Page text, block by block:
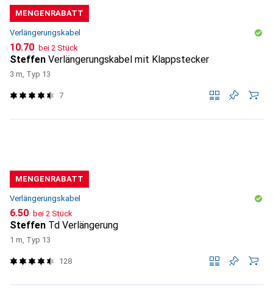
MENGENRABATT
Verlängerungskabel
CHF
10.70 bei 2 Stück
Steffen Verlängerungskabel mit Klappstecker
3 m, Typ 13
7
MENGENRABATT
Verlängerungskabel
CHF
6.50 bei 2 Stück
Steffen Td Verlängerung
1 m, Typ 13
128